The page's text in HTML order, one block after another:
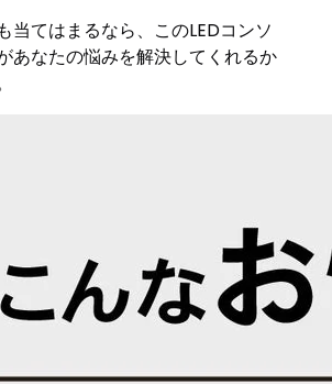
当てはまるなら、このLEDコンソ
あなたの悩みを解決してくれるか